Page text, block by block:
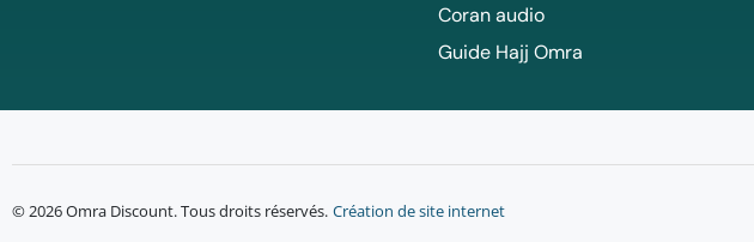
Coran audio
Guide Hajj Omra
© 2026 Omra Discount. Tous droits réservés. Création de site internet